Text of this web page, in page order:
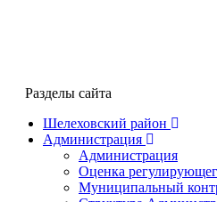
Разделы сайта
Шелеховский район
Администрация
Администрация
Оценка
Муниципальный